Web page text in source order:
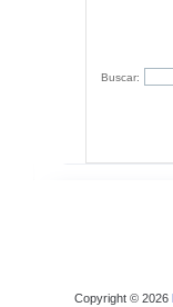
Buscar:
Copyright © 2026